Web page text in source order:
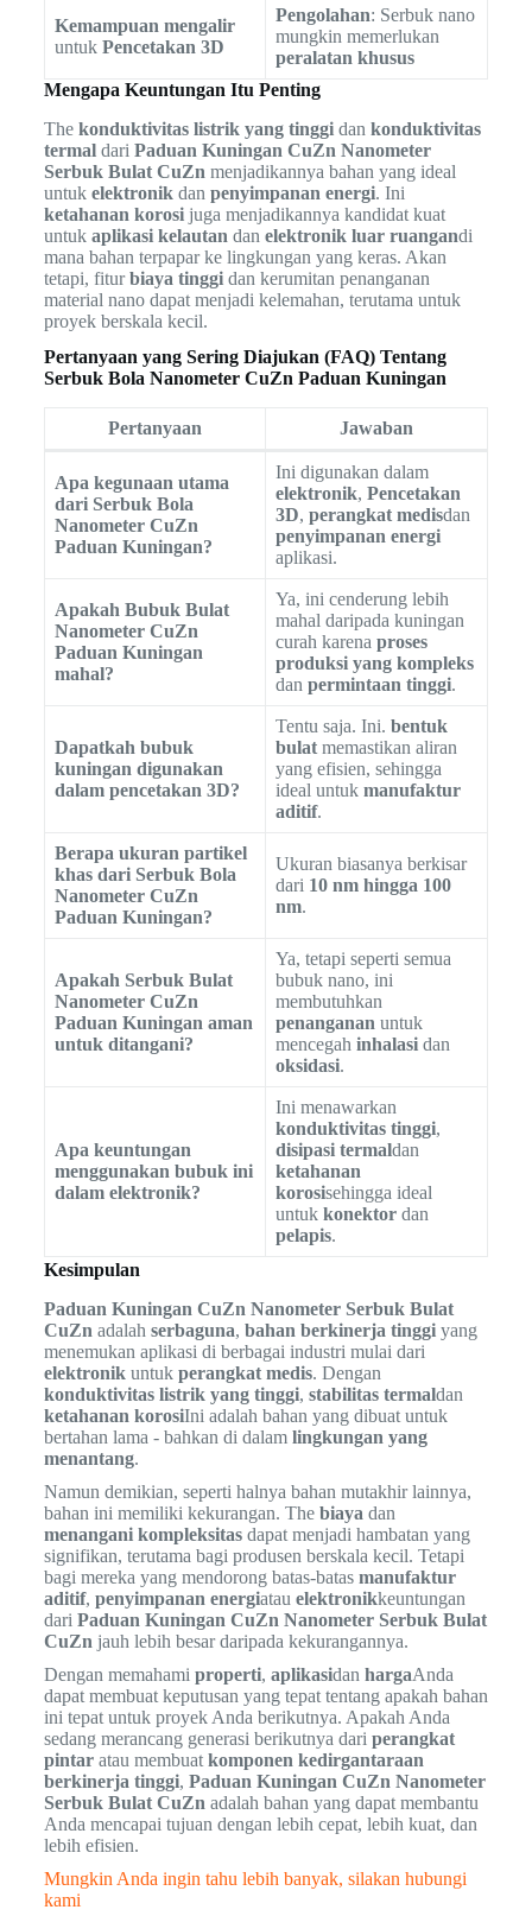
Kemampuan mengalir
untuk Pencetakan 3D
Pengolahan: Serbuk nano
mungkin memerlukan
peralatan khusus
Mengapa Keuntungan Itu Penting
The konduktivitas listrik yang tinggidan konduktivitas
termaldari Paduan Kuningan CuZn Nanometer
Serbuk Bulat CuZn menjadikannya bahan yang ideal
untuk elektronikdan penyimpanan energi. Ini
ketahanan korosijuga menjadikannya kandidat kuat
untuk aplikasi kelautan dan elektronik luar ruangandi
mana bahan terpapar ke lingkungan yang keras. Akan
tetapi, fiturbiaya tinggidan kerumitan penanganan
material nano dapat menjadi kelemahan, terutama untuk
proyek berskala kecil.
Pertanyaan yang Sering Diajukan (FAQ) Tentang
Serbuk Bola Nanometer CuZn Paduan Kuningan
Pertanyaan Jawaban
Apa kegunaan utama
dari Serbuk Bola
Nanometer CuZn
Paduan Kuningan?
Ini digunakan dalam
elektronik, Pencetakan
3D, perangkat medisdan
penyimpanan energi
aplikasi.
Apakah Bubuk Bulat
Nanometer CuZn
Paduan Kuningan
mahal?
Ya, ini cenderung lebih
mahal daripada kuningan
curah karena proses
produksi yang kompleks
dan permintaan tinggi.
Dapatkah bubuk
kuningan digunakan
dalam pencetakan 3D?
Tentu saja. Ini. bentuk
bulatmemastikan aliran
yang efisien, sehingga
ideal untuk manufaktur
aditif.
Berapa ukuran partikel
khas dari Serbuk Bola
Nanometer CuZn
Paduan Kuningan?
Ukuran biasanya berkisar
dari 10 nm hingga 100
nm.
Apakah Serbuk Bulat
Nanometer CuZn
Paduan Kuningan aman
untuk ditangani?
Ya, tetapi seperti semua
bubuk nano, ini
membutuhkan
penanganan untuk
mencegah inhalasidan
oksidasi.
Apa keuntungan
menggunakan bubuk ini
dalam elektronik?
Ini menawarkan
konduktivitas tinggi,
disipasi termaldan
ketahanan
korosisehingga ideal
untuk konektordan
pelapis.
Kesimpulan
Paduan Kuningan CuZn Nanometer Serbuk Bulat
CuZn adalah serbaguna, bahan berkinerja tinggiyang
menemukan aplikasi di berbagai industri mulai dari
elektronikuntuk perangkat medis. Dengan
konduktivitas listrik yang tinggi, stabilitas termaldan
ketahanan korosiIni adalah bahan yang dibuat untuk
bertahan lama - bahkan di dalam lingkungan yang
menantang.
Namun demikian, seperti halnya bahan mutakhir lainnya,
bahan ini memiliki kekurangan. The biaya dan
menangani kompleksitasdapat menjadi hambatan yang
signifikan, terutama bagi produsen berskala kecil. Tetapi
bagi mereka yang mendorong batas-batas manufaktur
aditif, penyimpanan energiatau elektronikkeuntungan
dari Paduan Kuningan CuZn Nanometer Serbuk Bulat
CuZn jauh lebih besar daripada kekurangannya.
Dengan memahami properti, aplikasidan hargaAnda
dapat membuat keputusan yang tepat tentang apakah bahan
ini tepat untuk proyek Anda berikutnya. Apakah Anda
sedang merancang generasi berikutnya dari perangkat
pintaratau membuat komponen kedirgantaraan
berkinerja tinggi, Paduan Kuningan CuZn Nanometer
Serbuk Bulat CuZn adalah bahan yang dapat membantu
Anda mencapai tujuan dengan lebih cepat, lebih kuat, dan
lebih efisien.
Mungkin Anda ingin tahu lebih banyak, silakan hubungi
kami